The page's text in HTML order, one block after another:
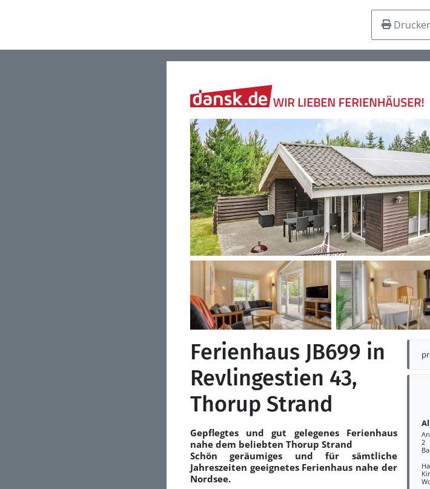
2
Ferienhaus JB699 in
Revlingestien 43,
Thorup Strand
Gepflegtes und gut gelegenes Ferienhaus
nahe dem beliebten Thorup Strand
Schön geräumiges und für sämtliche
Jahreszeiten geeignetes Ferienhaus nahe der
Nordsee.